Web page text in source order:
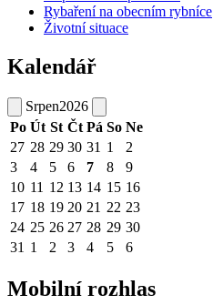
Rybaření na obecním rybníce
Životní situace
Kalendář
Srpen2026
Po Út St Čt Pá So Ne
27 28 29 30 31 1
2
3
4 5 6 7 8
9
10 11 12 13 14 15 16
17 18 19 20 21 22 23
24 25 26 27 28 29 30
31 1 2 3 4 5 6
Mobilní rozhlas